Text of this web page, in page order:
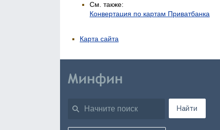
См. также:
Конвертация по картам Приватбанка
Карта сайта
Найти